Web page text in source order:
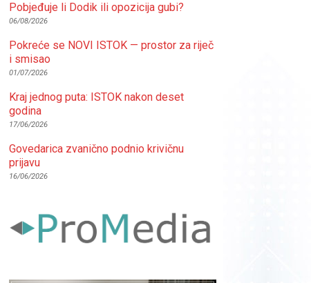
Pobjeđuje li Dodik ili opozicija gubi?
06/08/2026
Pokreće se NOVI ISTOK — prostor za riječ
i smisao
01/07/2026
Kraj jednog puta: ISTOK nakon deset
godina
17/06/2026
Govedarica zvanično podnio krivičnu
prijavu
16/06/2026